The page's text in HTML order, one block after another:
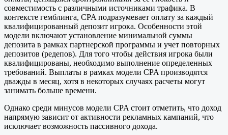
совместимость с различными источниками трафика. В
контексте гемблинга, CPA подразумевает оплату за каждый
квалифицированный депозит игрока. Особенности этой
модели включают установление минимальной суммы
депозита в рамках партнерской программы и учет повторных
депозитов (редепов). Для того чтобы действия игрока были
квалифицированы, необходимо выполнение определенных
требований. Выплаты в рамках модели CPA производятся
дважды в месяц, хотя в некоторых случаях расчеты могут
занимать больше времени.
Однако среди минусов модели CPA стоит отметить, что доход
напрямую зависит от активности рекламных кампаний, что
исключает возможность пассивного дохода.